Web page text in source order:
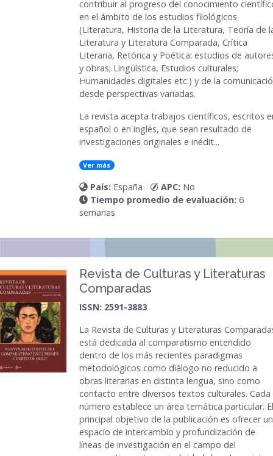
contribuir al progreso del conocimiento
en el ámbito de los estudios filológicos
(Literatura, Historia de la Literatura, Teoría de
Literatura y Literatura Comparada, Crítica
Literaria, Retórica y Poética: estudios de
y obras; Lingüística, Estudios culturales;
Humanidades digitales etc.) y de la
desde perspectivas variadas.
La revista acepta trabajos científicos, escritos
español o en inglés, que sean resultado de
investigaciones originales e inédit...
Ver más
País: España APC: No
Tiempo promedio de evaluación: 6
semanas
Revista de Culturas y Literaturas
Comparadas
ISSN: 2591-3883
La Revista de Culturas y Literaturas
está dedicada al comparatismo entendido
dentro de los más recientes paradigmas
metodológicos como diálogo no reducido a
obras literarias en distinta lengua, sino como
contacto entre diversos textos culturales. Cada
número establece un área temática particular. El
principal objetivo de la publicación es ofrecer un
espacio de intercambio y profundización de
líneas de investigación en el campo del